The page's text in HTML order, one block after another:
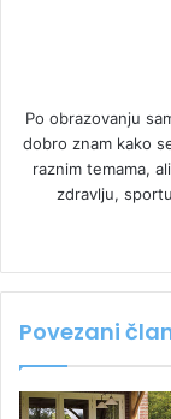
Po obrazovanju
dobro znam kako
raznim temama,
zdravlju,
Povezani